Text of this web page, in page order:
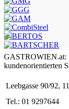
GASTROWIEN.at:
kundenorientierten
Leebgasse 90/92,
Tel.: 01 9297644